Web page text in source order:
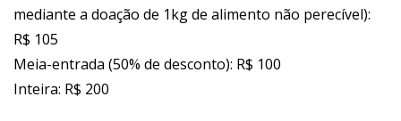
mediante a doação de 1kg de alimento não perecível):
R$ 105
Meia-entrada (50% de desconto): R$ 100
Inteira: R$ 200